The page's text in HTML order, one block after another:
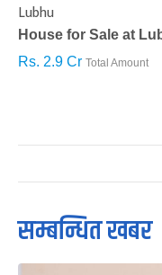
Lubhu
House for Sale at
Rs. 2.9 Cr Total Amount
सम्बन्धित खबर